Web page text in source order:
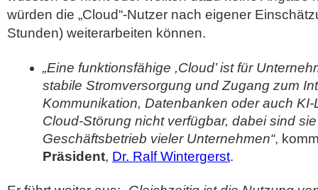
würden die „Cloud“-Nutzer nach eigener
Stunden) weiterarbeiten können.
„Eine funktionsfähige ,Cloud’ ist für
stabile Stromversorgung und Zugang zum
Kommunikation, Datenbanken oder auch
Cloud-Störung nicht verfügbar, dabei sind
Geschäftsbetrieb vieler Unternehmen“,
Präsident, Dr. Ralf Wintergerst.